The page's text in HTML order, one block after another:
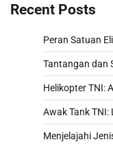
Recent Posts
Peran Satuan
Tantangan dan
Helikopter TNI:
Awak Tank
Menjelajahi